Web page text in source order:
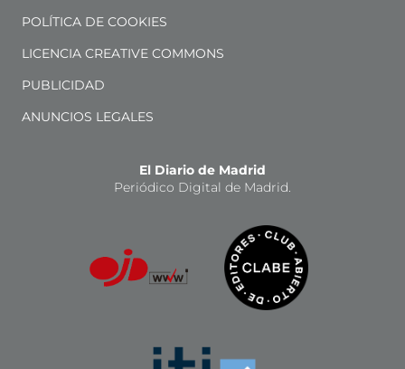
POLÍTICA DE COOKIES
LICENCIA CREATIVE COMMONS
PUBLICIDAD
ANUNCIOS LEGALES
El Diario de Madrid
Periódico Digital de Madrid.